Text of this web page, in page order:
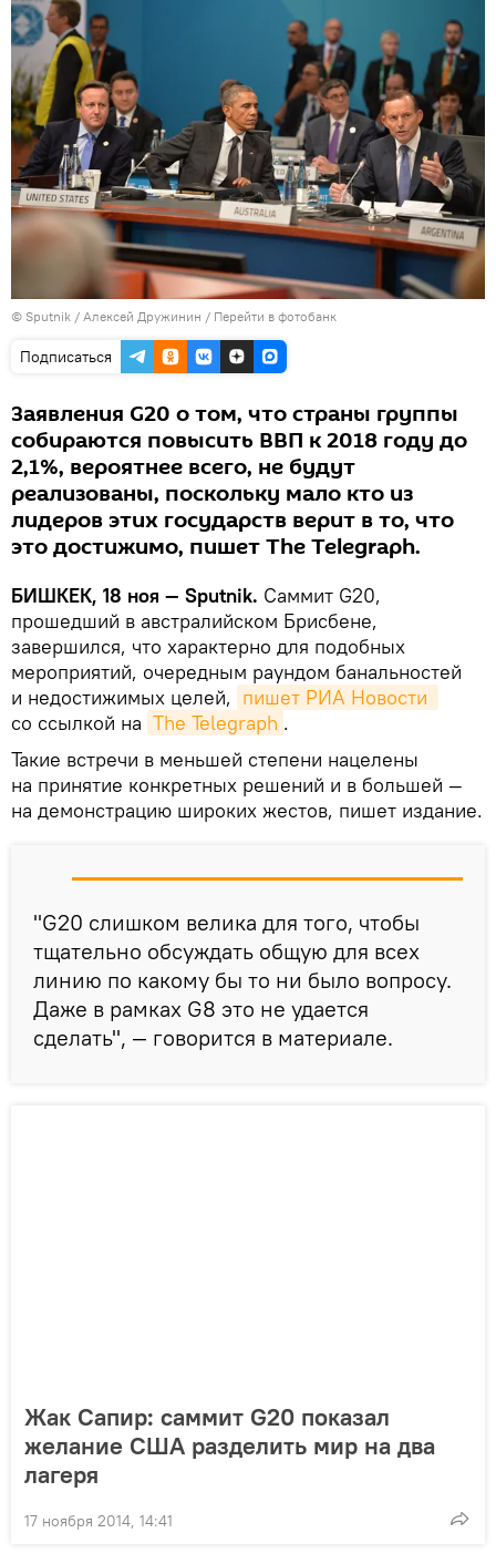
© Sputnik / Алексей Дружинин / Перейти в фотобанк
Подписаться
Заявления G20 о том, что страны группы
собираются повысить ВВП к 2018 году до
2,1%, вероятнее всего, не будут
реализованы, поскольку мало кто из
лидеров этих государств верит в то, что
это достижимо, пишет The Telegraph.
БИШКЕК, 18 ноя — Sputnik. Саммит G20,
прошедший в австралийском Брисбене,
завершился, что характерно для подобных
мероприятий, очередным раундом банальностей
и недостижимых целей,
со ссылкой на The Telegraph .
Такие встречи в меньшей степени нацелены
на принятие конкретных решений и в большей —
на демонстрацию широких жестов, пишет издание.
"G20 слишком велика для того, чтобы
тщательно обсуждать общую для всех
линию по какому бы то ни было вопросу.
Даже в рамках G8 это не удается
сделать", — говорится в материале.
Жак Сапир: саммит G20 показал
желание США разделить мир на два
лагеря
17 ноября 2014, 14:41